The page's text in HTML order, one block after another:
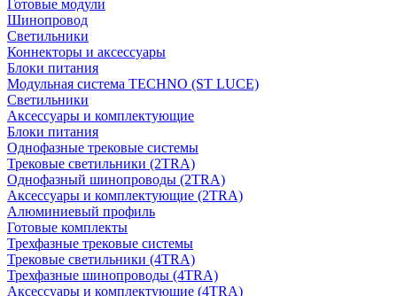
Готовые модули
Шинопровод
Светильники
Коннекторы и аксессуары
Блоки питания
Модульная система TECHNO (ST LUCE)
Светильники
Аксессуары и комплектующие
Блоки питания
Однофазные трековые системы
Трековые светильники (2TRA)
Однофазный шинопроводы (2TRA)
Аксессуары и комплектующие (2TRA)
Алюминиевый профиль
Готовые комплекты
Трехфазные трековые системы
Трековые светильники (4TRA)
Трехфазные шинопроводы (4TRA)
Аксессуары и комплектующие (4TRA)